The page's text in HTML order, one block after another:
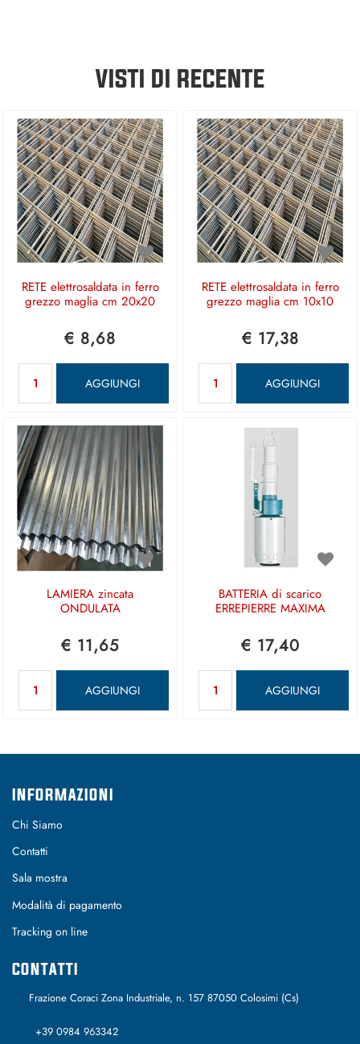
VISTI DI RECENTE
RETE elettrosaldata in ferro
grezzo maglia cm 20x20
€ 8,68
AGGIUNGI
RETE elettrosaldata in ferro
grezzo maglia cm 10x10
€ 17,38
AGGIUNGI
LAMIERA zincata
ONDULATA
€ 11,65
AGGIUNGI
BATTERIA di scarico
ERREPIERRE MAXIMA
€ 17,40
AGGIUNGI
INFORMAZIONI
Chi Siamo
Contatti
Sala mostra
Modalità di pagamento
Tracking on line
CONTATTI
Frazione Coraci Zona Industriale, n. 157 87050 Colosimi (Cs)
+39 0984 963342